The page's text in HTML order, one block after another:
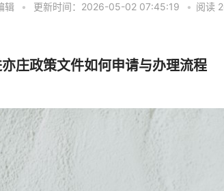
辑 • 更新时间：2026-05-02 07:45:19 • 阅读
庄政策文件如何申请与办理流程